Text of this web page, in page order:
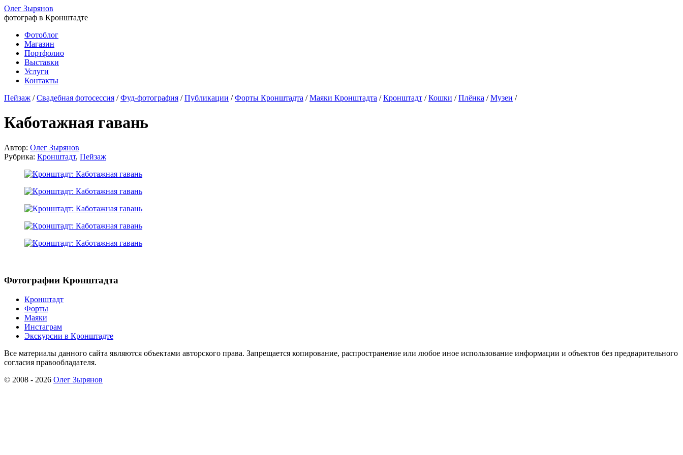
Олег Зырянов
фотограф в Кронштадте
Фотоблог
Магазин
Портфолио
Выставки
Услуги
Контакты
Пейзаж /Свадебная фотосессия /Фуд-фотография /Публикации /Форты Кронштадта /Маяки Кронштадта /Кронштадт /Кошки /Плёнка /Музеи /
Каботажная гавань
Автор: Олег Зырянов
Рубрика: Кронштадт, Пейзаж
Фотографии Кронштадта
Кронштадт
Форты
Маяки
Инстаграм
Экскурсии в Кронштадте
Все материалы данного сайта являются объектами авторского права. Запрещается копирование, распространение или любое иное использование информации и объектов без предварительного
согласия правообладателя.
© 2008 - 2026 Олег Зырянов